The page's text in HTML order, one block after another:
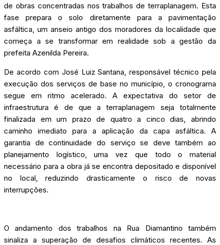
de obras concentradas nos trabalhos de terraplanagem. Esta
fase prepara o solo diretamente para a pavimentação
asfáltica, um anseio antigo dos moradores da localidade que
começa a se transformar em realidade sob a gestão da
prefeita Azenilda Pereira.
De acordo com José Luiz Santana, responsável técnico pela
execução dos serviços de base no município, o cronograma
segue em ritmo acelerado. A expectativa do setor de
infraestrutura é de que a terraplanagem seja totalmente
finalizada em um prazo de quatro a cinco dias, abrindo
caminho imediato para a aplicação da capa asfáltica. A
garantia de continuidade do serviço se deve também ao
planejamento logístico, uma vez que todo o material
necessário para a obra já se encontra depositado e disponível
no local, reduzindo drasticamente o risco de novas
interrupções.
O andamento dos trabalhos na Rua Diamantino também
sinaliza a superação de desafios climáticos recentes. As